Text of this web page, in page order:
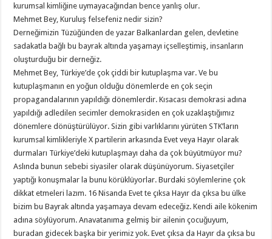
kurumsal kimliğine uymayacağından bence yanlış olur.
Mehmet Bey, Kuruluş felsefeniz nedir sizin?
Derneğimizin Tüzüğünden de yazar Balkanlardan gelen, devletine
sadakatla bağlı bu bayrak altında yaşamayı içselleştimiş, insanların
oluşturduğu bir derneğiz.
Mehmet Bey, Türkiye’de çok çiddi bir kutuplaşma var. Ve bu
kutuplaşmanın en yoğun olduğu dönemlerde en çok seçin
propagandalarının yapıldığı dönemlerdir. Kısacası demokrasi adına
yapıldığı adledilen secimler demokrasiden en çok uzaklaştığımız
dönemlere dönüştürülüyor. Sizin gibi varlıklarını yürüten STK’ların
kurumsal kimlikleriyle X partilerin arkasında Evet veya Hayır olarak
durmaları Türkiye’deki kutuplaşmayı daha da çok büyütmüyor mu?
Aslında bunun sebebi siyasiler olarak düşünüyorum. Siyasetçiler
yaptığı konuşmalar la bunu körüklüyorlar. Burdaki söylemlerine çok
dikkat etmeleri lazım. 16 Nisanda Evet te çıksa Hayır da çıksa bu ülke
bizim bu Bayrak altında yaşamaya devam edeceğiz. Kendi aile kökenim
adına söylüyorum. Anavatanıma gelmiş bir ailenin çocuğuyum,
buradan gidecek başka bir yerimiz yok. Evet çıksa da Hayır da çıksa bu